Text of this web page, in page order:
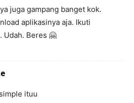
juga gampang banget kok.
aplikasinya aja. Ikuti
Udah. Beres 🤗
ituu